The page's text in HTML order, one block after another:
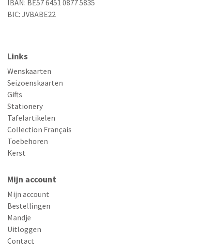
IBAN: BE57 6451 0877 5835
BIC: JVBABE22
Links
Wenskaarten
Seizoenskaarten
Gifts
Stationery
Tafelartikelen
Collection Français
Toebehoren
Kerst
Mijn account
Mijn account
Bestellingen
Mandje
Uitloggen
Contact